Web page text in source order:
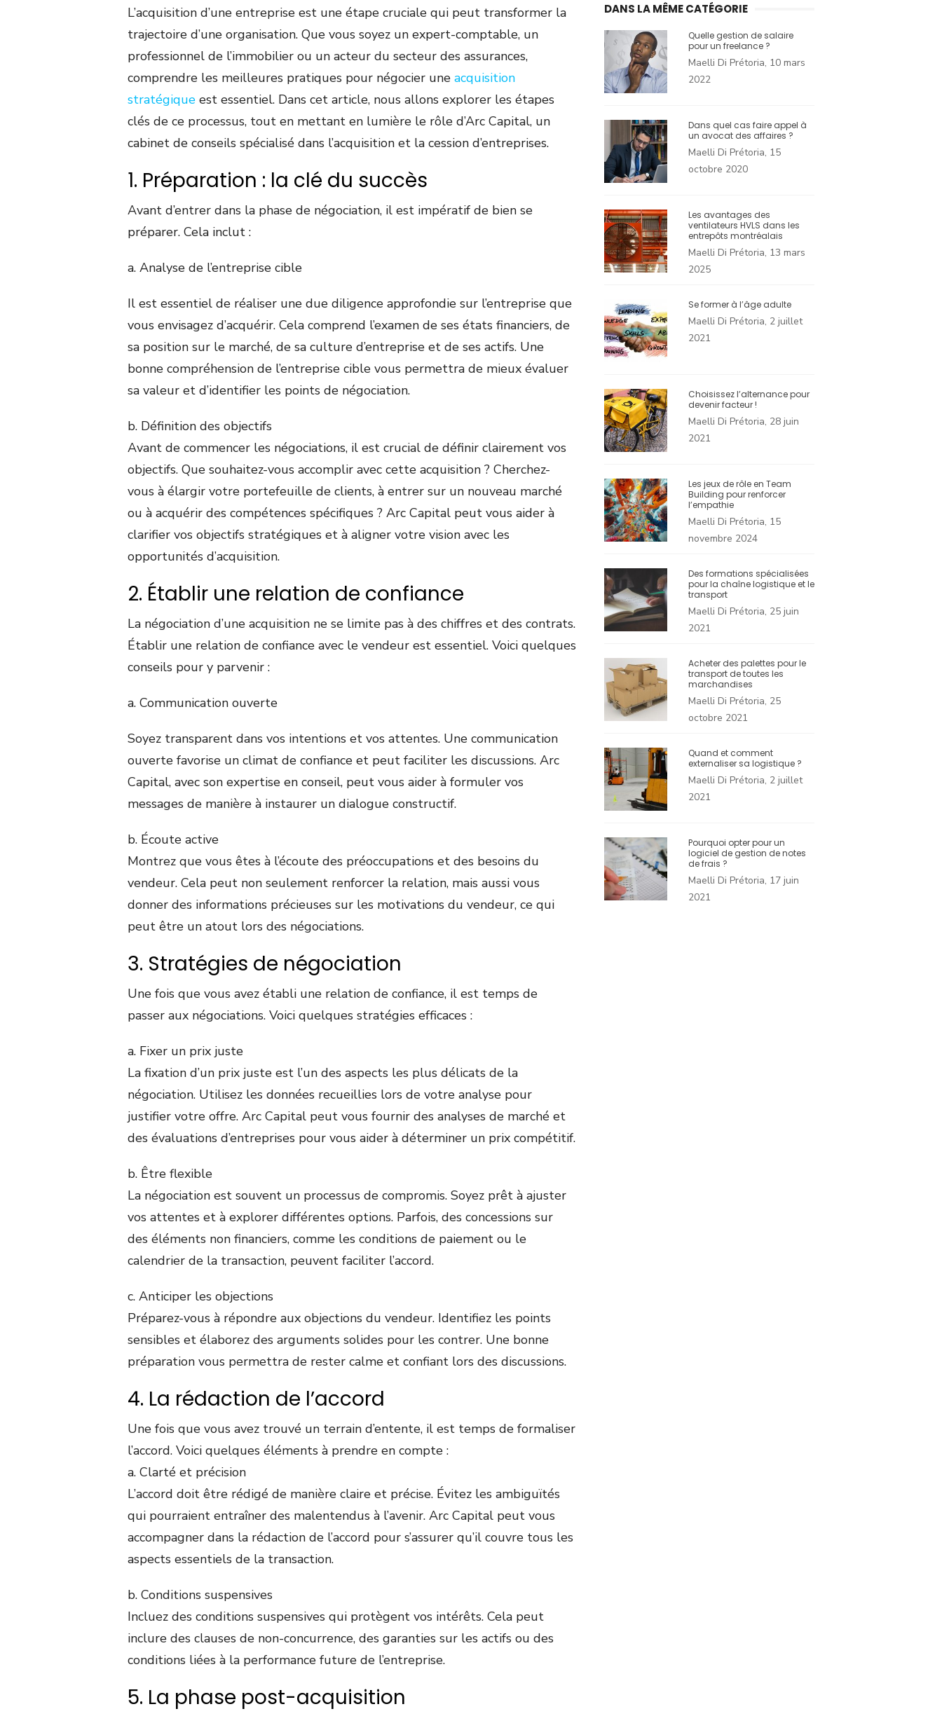
L’acquisition d’une entreprise est une étape cruciale qui peut transformer la
trajectoire d’une organisation. Que vous soyez un expert-comptable, un
professionnel de l’immobilier ou un acteur du secteur des assurances,
comprendre les meilleures pratiques pour négocier une acquisition
stratégique est essentiel. Dans cet article, nous allons explorer les étapes
clés de ce processus, tout en mettant en lumière le rôle d’Arc Capital, un
cabinet de conseils spécialisé dans l’acquisition et la cession d’entreprises.
1. Préparation : la clé du succès
Avant d’entrer dans la phase de négociation, il est impératif de bien se
préparer. Cela inclut :
a. Analyse de l’entreprise cible
Il est essentiel de réaliser une due diligence approfondie sur l’entreprise que
vous envisagez d’acquérir. Cela comprend l’examen de ses états financiers, de
sa position sur le marché, de sa culture d’entreprise et de ses actifs. Une
bonne compréhension de l’entreprise cible vous permettra de mieux évaluer
sa valeur et d’identifier les points de négociation.
b. Définition des objectifs
Avant de commencer les négociations, il est crucial de définir clairement vos
objectifs. Que souhaitez-vous accomplir avec cette acquisition ? Cherchez-
vous à élargir votre portefeuille de clients, à entrer sur un nouveau marché
ou à acquérir des compétences spécifiques ? Arc Capital peut vous aider à
clarifier vos objectifs stratégiques et à aligner votre vision avec les
opportunités d’acquisition.
2. Établir une relation de confiance
La négociation d’une acquisition ne se limite pas à des chiffres et des contrats.
Établir une relation de confiance avec le vendeur est essentiel. Voici quelques
conseils pour y parvenir :
a. Communication ouverte
Soyez transparent dans vos intentions et vos attentes. Une communication
ouverte favorise un climat de confiance et peut faciliter les discussions. Arc
Capital, avec son expertise en conseil, peut vous aider à formuler vos
messages de manière à instaurer un dialogue constructif.
b. Écoute active
Montrez que vous êtes à l’écoute des préoccupations et des besoins du
vendeur. Cela peut non seulement renforcer la relation, mais aussi vous
donner des informations précieuses sur les motivations du vendeur, ce qui
peut être un atout lors des négociations.
3. Stratégies de négociation
Une fois que vous avez établi une relation de confiance, il est temps de
passer aux négociations. Voici quelques stratégies efficaces :
a. Fixer un prix juste
La fixation d’un prix juste est l’un des aspects les plus délicats de la
négociation. Utilisez les données recueillies lors de votre analyse pour
justifier votre offre. Arc Capital peut vous fournir des analyses de marché et
des évaluations d’entreprises pour vous aider à déterminer un prix compétitif.
b. Être flexible
La négociation est souvent un processus de compromis. Soyez prêt à ajuster
vos attentes et à explorer différentes options. Parfois, des concessions sur
des éléments non financiers, comme les conditions de paiement ou le
calendrier de la transaction, peuvent faciliter l’accord.
c. Anticiper les objections
Préparez-vous à répondre aux objections du vendeur. Identifiez les points
sensibles et élaborez des arguments solides pour les contrer. Une bonne
préparation vous permettra de rester calme et confiant lors des discussions.
4. La rédaction de l’accord
Une fois que vous avez trouvé un terrain d’entente, il est temps de formaliser
l’accord. Voici quelques éléments à prendre en compte :
a. Clarté et précision
L’accord doit être rédigé de manière claire et précise. Évitez les ambiguïtés
qui pourraient entraîner des malentendus à l’avenir. Arc Capital peut vous
accompagner dans la rédaction de l’accord pour s’assurer qu’il couvre tous les
aspects essentiels de la transaction.
b. Conditions suspensives
Incluez des conditions suspensives qui protègent vos intérêts. Cela peut
inclure des clauses de non-concurrence, des garanties sur les actifs ou des
conditions liées à la performance future de l’entreprise.
5. La phase post-acquisition
DANS LA MÊME CATÉGORIE
Quelle gestion de salaire
pour un freelance ?
Maelli Di Prétoria, 10 mars
2022
Dans quel cas faire appel à
un avocat des affaires ?
Maelli Di Prétoria, 15
octobre 2020
Les avantages des
ventilateurs HVLS dans les
entrepôts montréalais​
Maelli Di Prétoria, 13 mars
2025
Se former à l’âge adulte
Maelli Di Prétoria, 2 juillet
2021
Choisissez l’alternance pour
devenir facteur !
Maelli Di Prétoria, 28 juin
2021
Les jeux de rôle en Team
Building pour renforcer
l’empathie
Maelli Di Prétoria, 15
novembre 2024
Des formations spécialisées
pour la chaîne logistique et le
transport
Maelli Di Prétoria, 25 juin
2021
Acheter des palettes pour le
transport de toutes les
marchandises
Maelli Di Prétoria, 25
octobre 2021
Quand et comment
externaliser sa logistique ?
Maelli Di Prétoria, 2 juillet
2021
Pourquoi opter pour un
logiciel de gestion de notes
de frais ?
Maelli Di Prétoria, 17 juin
2021